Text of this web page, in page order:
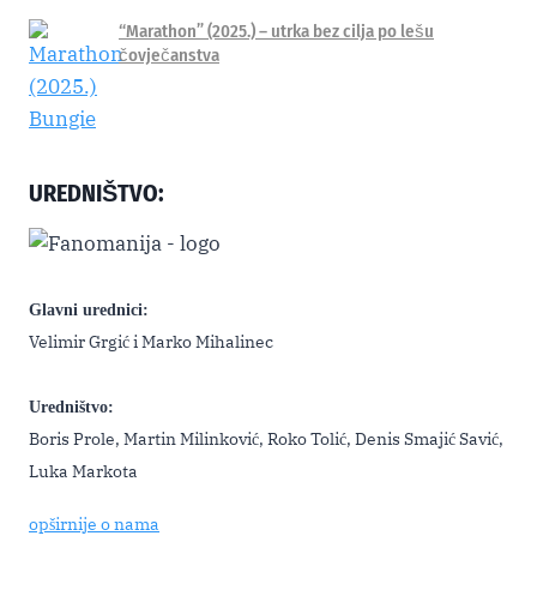
“Marathon” (2025.) – utrka bez cilja po lešu
čovječanstva
UREDNIŠTVO:
Glavni urednici:
Velimir Grgić i Marko Mihalinec
Uredništvo:
Boris Prole, Martin Milinković, Roko Tolić, Denis Smajić Savić,
Luka Markota
opširnije o nama